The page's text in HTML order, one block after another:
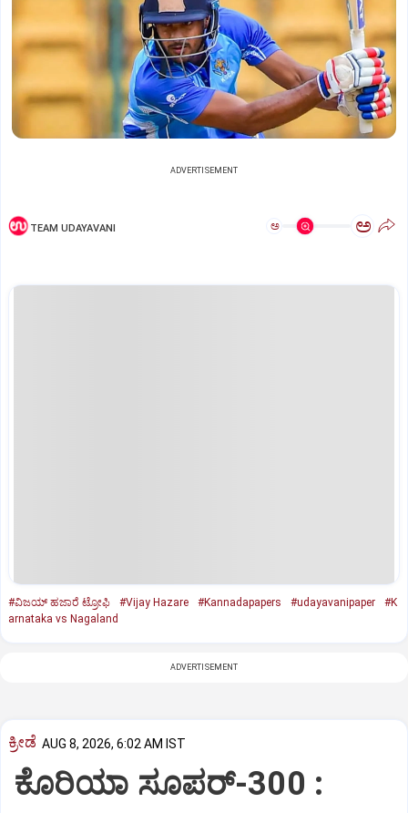
ADVERTISEMENT
TEAM UDAYAVANI ಅ ಅ
#ವಿಜಯ್‌ ಹಜಾರೆ ಟ್ರೋಫಿ #Vijay Hazare #Kannadapapers #udayavanipaper
#K
arnataka vs Nagaland
ADVERTISEMENT
ಕ್ರೀಡೆ AUG 8, 2026, 6:02 AM IST
ಕೊರಿಯಾ ಸೂಪರ್‌-300 :